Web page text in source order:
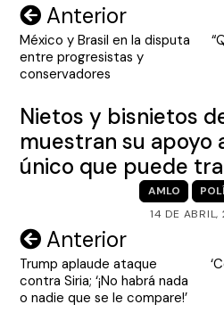
Navegación
de
entradas
Anterior
México y Brasil en la disputa
entre progresistas y
conservadores
Nietos y bisnietos
muestran su apoyo
único que puede
AMLO
14 DE ABRIL,
Navegación
de
entradas
Anterior
Trump aplaude ataque
contra Siria; ‘¡No habrá nada
o nadie que se le compare!’